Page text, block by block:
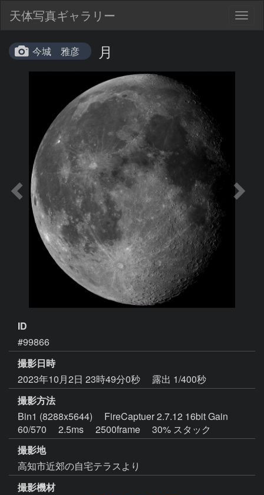
天体写真ギャラリー
今城 雅彦 月
ID
#99866
撮影日時
2023年10月2日 23時49分0秒
露出 1/400秒
撮影方法
Bin1 (8288x5644) FireCaptuer 2.7.12 16bit Gain
60/570 2.5ms 2500frame 30% スタック
撮影地
高知市近郊の自宅テラスより
撮影機材